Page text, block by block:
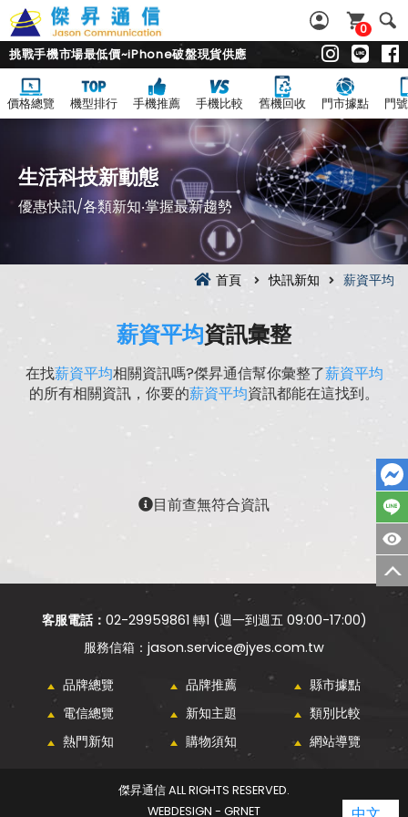
0
挑戰手機市場最低價~iPhone破盤現貨供應
價格總覽 機型排行 手機推薦 手機比較 舊機回收 門市據點 門
生活科技新動態
優惠快訊/各類新知‧掌握最新趨勢
首頁 快訊新知 薪資平均
薪資平均資訊彙整
在找薪資平均相關資訊嗎?傑昇通信幫你彙整了薪資平均
的所有相關資訊，你要的薪資平均資訊都能在這找到。
目前查無符合資訊
客服電話： 02-29959861 轉1 (週一到週五 09:00-17:00)
jason.service@jyes.com.tw
品牌總覽 品牌推薦
縣市據點
電信總覽
新知主題
類別比較
熱門新知
購物須知 網站導覽
傑昇通信 ALL RIGHTS RESERVED.
WEBDESIGN - GRNET